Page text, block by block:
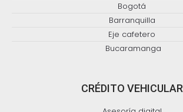
Bogotá
Barranquilla
Eje cafetero
Bucaramanga
CRÉDITO VEHICULAR